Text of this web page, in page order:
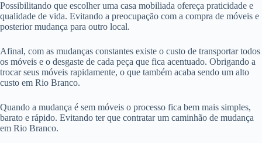
Possibilitando que escolher uma casa mobiliada ofereça praticidade e
qualidade de vida. Evitando a preocupação com a compra de móveis e
posterior mudança para outro local.
Afinal, com as mudanças constantes existe o custo de transportar todos
os móveis e o desgaste de cada peça que fica acentuado. Obrigando a
trocar seus móveis rapidamente, o que também acaba sendo um alto
custo em Rio Branco.
Quando a mudança é sem móveis o processo fica bem mais simples,
barato e rápido. Evitando ter que contratar um caminhão de mudança
em Rio Branco.